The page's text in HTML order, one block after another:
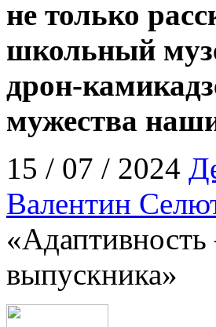
не только
школьный
дрон-
мужества
15 / 07 / 2024
Валентин
«Адаптивность
выпускника»